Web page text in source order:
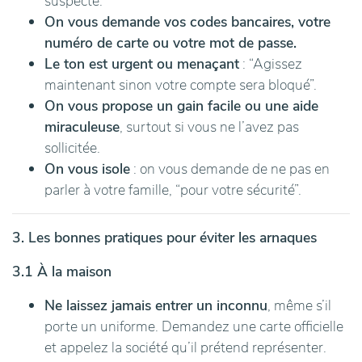
On vous demande vos codes bancaires, votre
numéro de carte ou votre mot de passe.
Le ton est urgent ou menaçant : “Agissez
maintenant sinon votre compte sera bloqué”.
On vous propose un gain facile ou une aide
miraculeuse, surtout si vous ne l’avez pas
sollicitée.
On vous isole : on vous demande de ne pas en
parler à votre famille, “pour votre sécurité”.
3. Les bonnes pratiques pour éviter les arnaques
3.1 À la maison
Ne laissez jamais entrer un inconnu, même s’il
porte un uniforme. Demandez une carte officielle
et appelez la société qu’il prétend représenter.